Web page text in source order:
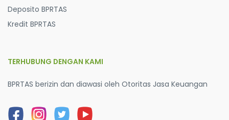
Deposito BPRTAS
Kredit BPRTAS
TERHUBUNG DENGAN KAMI
BPRTAS berizin dan diawasi oleh Otoritas Jasa Keuangan